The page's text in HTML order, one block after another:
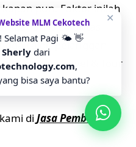
pun. Faktor inilah
kredibilitas
calon pelanggan
layanan Travel & Tour
di Jasa Pembuatan
✕
MLM Cekotech
Selamat Pagi 🌤️ 👋
Sherly dari
,
bisa saya bantu?